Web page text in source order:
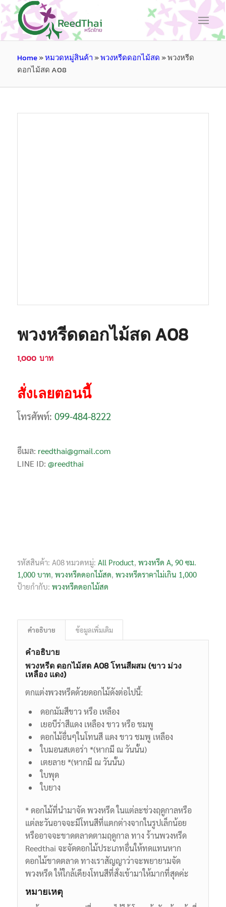
Home»หมวดหมู่สินค้า»พวงหรีดดอกไม้สด»พวงหรีด
ดอกไม้สด A08
พวงหรีดดอกไม้สด A08
1,000 บาท
สั่งเลยตอนนี้
โทรศัพท์: 099-484-8222
อีเมล: reedthai@gmail.com
LINE ID: @reedthai
รหัสสินค้า: A08หมวดหมู่: All Product, พวงหรีด A, 90 ซม.
1,000 บาท, พวงหรีดดอกไม้สด, พวงหรีดราคาไม่เกิน 1,000
ป้ายกำกับ: พวงหรีดดอกไม้สด
คำอธิบาย ข้อมูลเพิ่มเติม
คำอธิบาย
พวงหรีด ดอกไม้สด A08 โทนสีผสม (ขาว ม่วง
เหลือง แดง)
ตกแต่งพวงหรีดด้วยดอกไม้ดังต่อไปนี้:
ดอกมัมสีขาว หรือ เหลือง
เยอบีร่าสีแดง เหลือง ขาว หรือ ชมพู
ดอกไม้อื่นๆในโทนสี แดง ขาว ชมพู เหลือง
ใบมอนสเตอร่า *(หากมี ณ วันนั้น)
เตยลาย *(หากมี ณ วันนั้น)
ใบพุด
ใบยาง
* ดอกไม้ที่นำมาจัด พวงหรีด ในแต่ละช่วงฤดูกาลหรือ
แต่ละวันอาจจะมีโทนสีที่แตกต่างจากในรูปเล็กน้อย
หรืออาจจะขาดตลาดตามฤดูกาล ทาง ร้านพวงหรีด
Reedthai จะจัดดอกไม้ประเภทอื่นให้ทดแทนหาก
ดอกไม้ขาดตลาด ทางเราสัญญาว่าจะพยายามจัด
พวงหรีด ให้ใกล้เคียงโทนสีที่สั่งเข้ามาให้มากที่สุดค่ะ
หมายเหตุ